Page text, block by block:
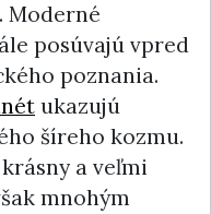
Moderné
posúvajú vpred
poznania.
ukazujú
šíreho kozmu.
a veľmi
mnohým